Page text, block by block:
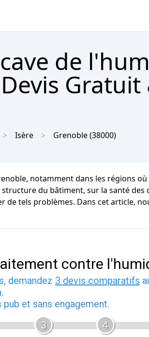
de
Gratuit
Isère Grenoble(38000)
notamment dans les régions
du bâtiment, sur la santé
tels problèmes. Dans cet article,
contre
demandez 3 devis comparatifs
pub et sans engagement.
3 4